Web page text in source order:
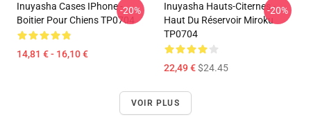
Inuyasha Cases IPhone -
Boitier Pour Chiens TP0704
14,81 € - 16,10 €
-20%
Inuyasha Hauts-Citernes -
Haut Du Réservoir Miroku
TP0704
22,49 €$24.45
-20%
VOIR PLUS